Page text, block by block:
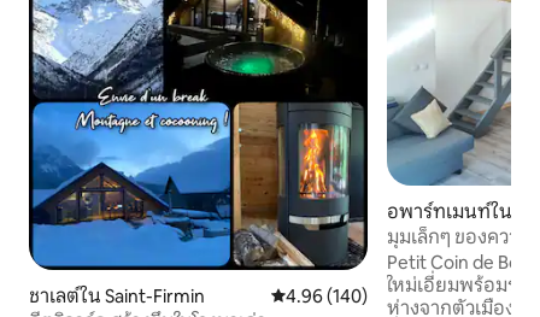
ชาเลต์ใน Saint-Firmin คะแนนเฉลี่ย 4.96 จาก 5, 140 รีวิว
4.96 (140)
อพาร์ทเมนท์ใน
มุมเล็กๆ ของควา
อากาศ ระเบียง แล
Petit Coin de
ใหม่เอี่ยมพร้อมระ
ห่างจากตัวเมือง 5 นาที สตูดิโอสว่